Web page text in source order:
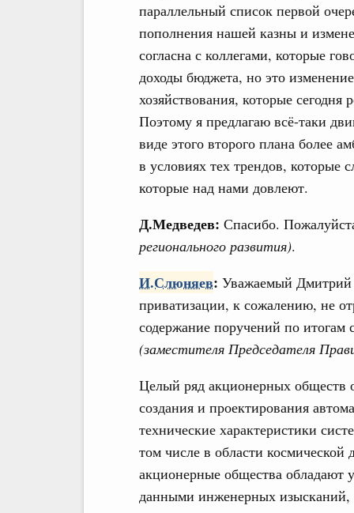
параллельный список первой
пополнения нашей казны и
согласна с коллегами, которые
доходы бюджета, но это
хозяйствования, которые
Поэтому я предлагаю всё-таки
виде этого второго плана более
в условиях тех трендов,
которые над нами довлеют.
Д.Медведев: Спасибо.
регионального развития).
И.Слюняев: Уважаемый Дмитрий
приватизации, к сожалению, не
содержание поручений по
(заместителя Председателя
Целый ряд акционерных обществ
создания и проектирования
технические характеристики
том числе в области
акционерные общества
данными инженерных